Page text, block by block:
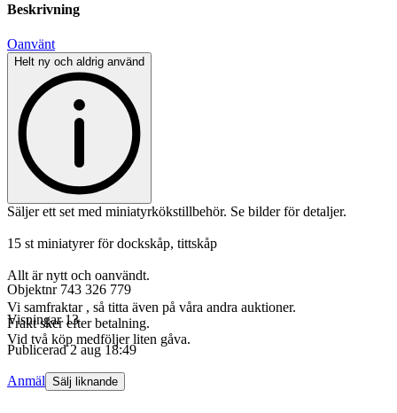
Beskrivning
Oanvänt
Helt ny och aldrig använd
Säljer ett set med miniatyrkökstillbehör. Se bilder för detaljer.
15 st miniatyrer för dockskåp, tittskåp
Allt är nytt och oanvändt.
Vi samfraktar , så titta även på våra andra auktioner.
Frakt sker efter betalning.
Vid två köp medföljer liten gåva.
Objektnr 743 326 779
Visningar 13
Publicerad 2 aug 18:49
Anmäl Sälj liknande